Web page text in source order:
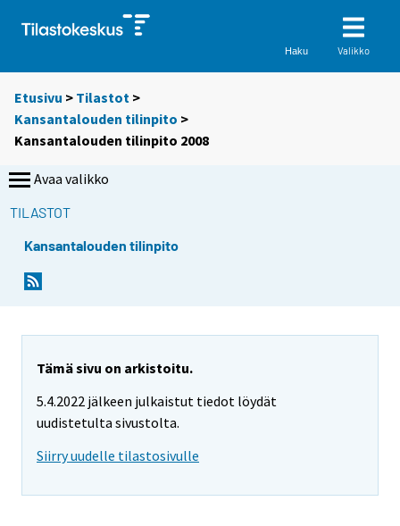
Haku Valikko
Etusivu > Tilastot >
Kansantalouden tilinpito >
Kansantalouden tilinpito 2008
Avaa valikko
TILASTOT
Kansantalouden tilinpito
Tämä sivu on arkistoitu.
5.4.2022 jälkeen julkaistut tiedot löydät
uudistetulta sivustolta.
Siirry uudelle tilastosivulle